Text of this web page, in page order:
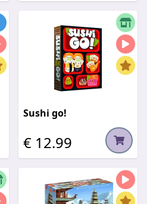
Sushi go!
€ 12.99